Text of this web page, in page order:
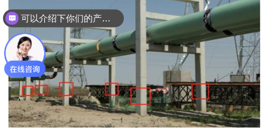
可以介绍下你们的产品么？